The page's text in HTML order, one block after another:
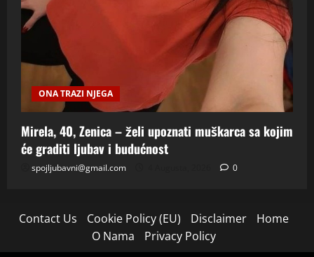
ONA TRAZI NJEGA
Mirela, 40, Zenica – želi upoznati muškarca sa kojim
će graditi ljubav i budućnost
spojljubavni@gmail.com 0
Contact Us Cookie Policy (EU) Disclaimer
Home
O Nama
Privacy Policy